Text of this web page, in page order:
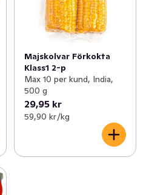
Majskolvar Förkokta
Klass1 2-p
Max 10 per kund, India,
500 g
29,95 kr
59,90 kr /kg